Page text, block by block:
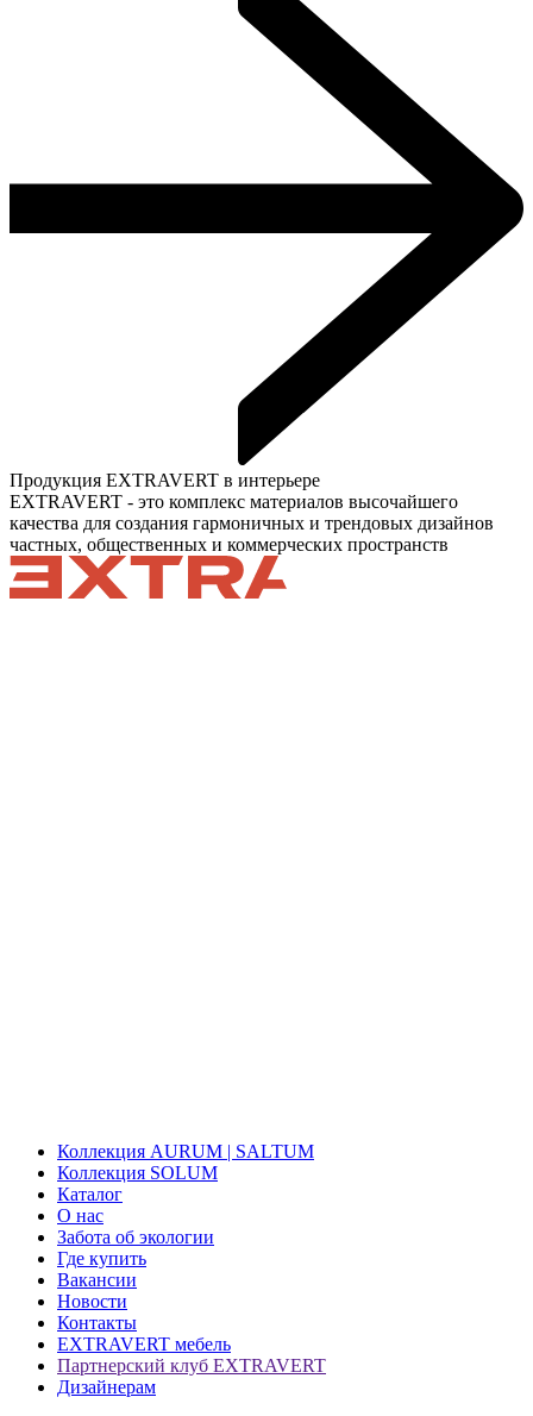
Продукция EXTRAVERT в интерьере
EXTRAVERT - это комплекс материалов высочайшего
качества для создания гармоничных и трендовых дизайнов
частных, общественных и коммерческих пространств
Коллекция AURUM | SALTUM
Коллекция SOLUM
Каталог
О нас
Забота об экологии
Где купить
Вакансии
Новости
Контакты
EXTRAVERT мебель
Партнерский клуб EXTRAVERT
Дизайнерам